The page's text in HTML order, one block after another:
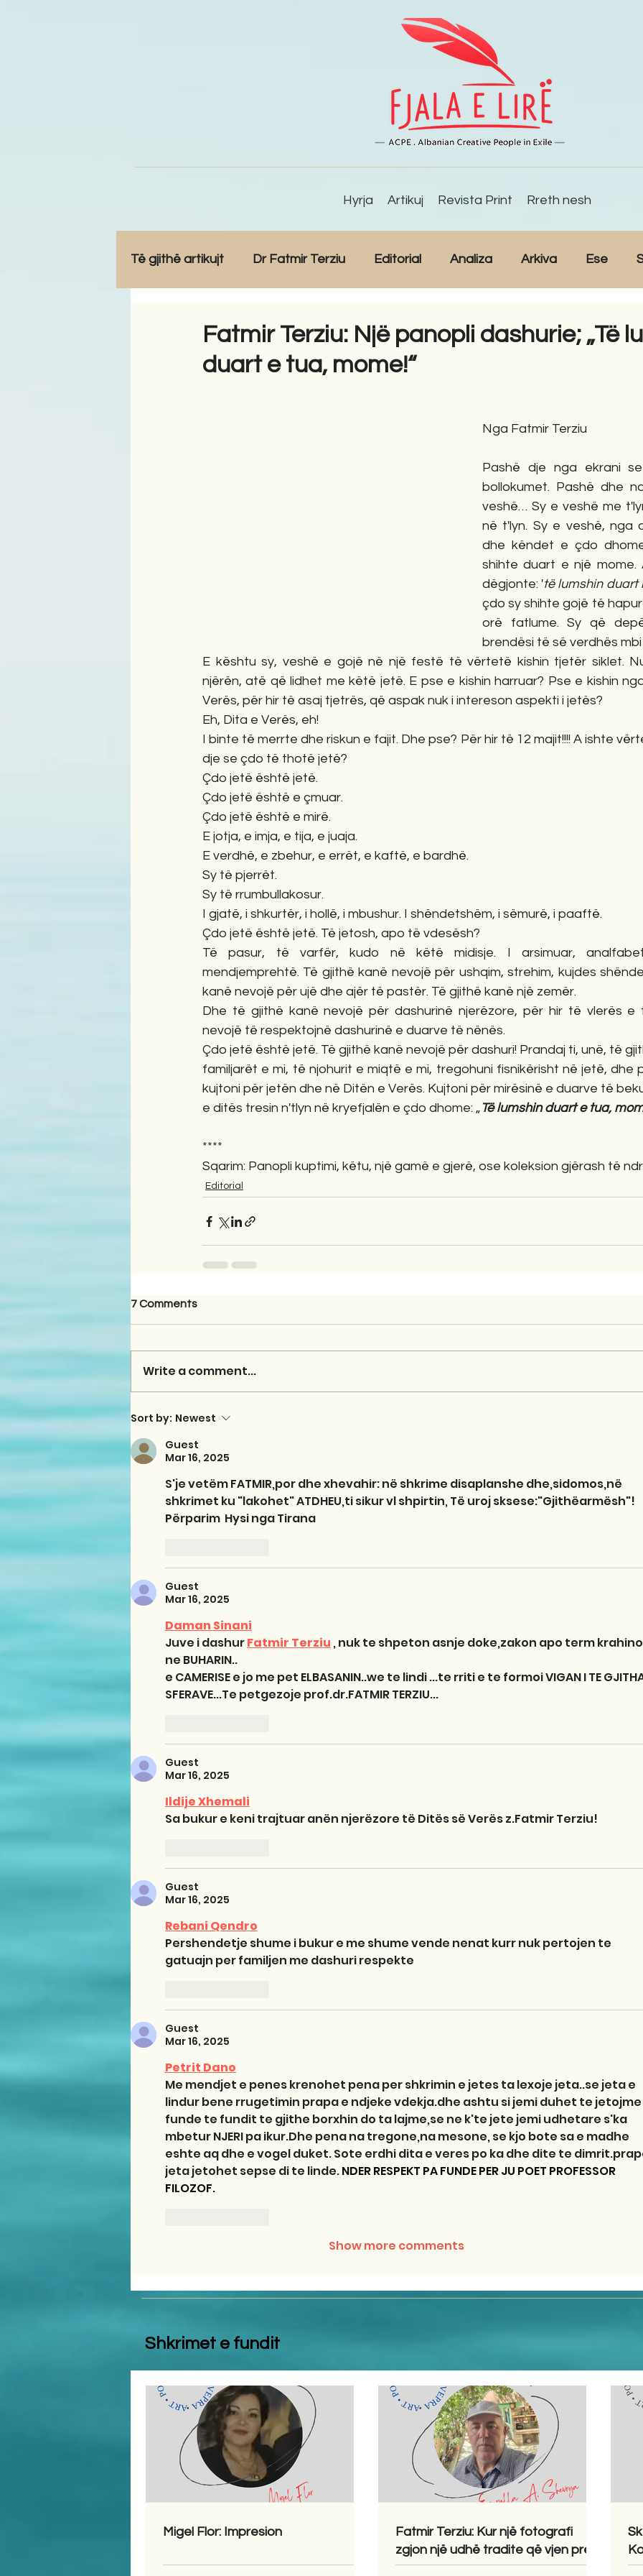
Hyrja Artikuj Revista Print Rreth nesh
Të gjithë artikujt Dr Fatmir Terziu Editorial Analiza Arkiva Ese
Antologji Poezi Tregime Novela
Fatmir Terziu: Një panopli dashurie; „Të
duart e tua, mome!“
Nga Fatmir Terziu
Pashë dje nga ekrani
bollokumet. Pashë dhe
veshë… Sy e veshë me
në t'lyn. Sy e veshë, nga
dhe këndet e çdo
shihte duart e një mome.
dëgjonte: 'të lumshin duart
çdo sy shihte gojë të
orë fatlume. Sy që
brendësi të së verdhës
E kështu sy, veshë e gojë në një festë të vërtetë kishin tjetër siklet.
njërën, atë që lidhet me këtë jetë. E pse e kishin harruar? Pse e kishin
Verës, për hir të asaj tjetrës, që aspak nuk i intereson aspekti i jetës?
Eh, Dita e Verës, eh!
I binte të merrte dhe riskun e fajit. Dhe pse? Për hir të 12 majit!!!! A ishte
dje se çdo të thotë jetë?
Çdo jetë është jetë.
Çdo jetë është e çmuar.
Çdo jetë është e mirë.
E jotja, e imja, e tija, e juaja.
E verdhë, e zbehur, e errët, e kaftë, e bardhë.
Sy të pjerrët.
Sy të rrumbullakosur.
I gjatë, i shkurtër, i hollë, i mbushur. I shëndetshëm, i sëmurë, i paaftë.
Çdo jetë është jetë. Të jetosh, apo të vdesësh?
Të pasur, të varfër, kudo në këtë midisje. I arsimuar,
mendjemprehtë. Të gjithë kanë nevojë për ushqim, strehim, kujdes
kanë nevojë për ujë dhe ajër të pastër. Të gjithë kanë një zemër.
Dhe të gjithë kanë nevojë për dashurinë njerëzore, për hir të vlerës e
nevojë të respektojnë dashurinë e duarve të nënës.
Çdo jetë është jetë. Të gjithë kanë nevojë për dashuri! Prandaj ti, unë, të
familjarët e mi, të njohurit e miqtë e mi, tregohuni fisnikërisht në jetë, dhe
kujtoni për jetën dhe në Ditën e Verës. Kujtoni për mirësinë e duarve të
e ditës tresin n'tlyn në kryefjalën e çdo dhome: „ Të lumshin duart e tua,
****
Sqarim: Panopli kuptimi, këtu, një gamë e gjerë, ose koleksion gjërash të
Editorial
7 Comments
Write a comment...
Sort by: Newest
Guest
Mar 16, 2025
S'je vetëm FATMIR,por dhe xhevahir: në shkrime disaplanshe dhe,sidomos,në
shkrimet ku "lakohet" ATDHEU,ti sikur vl shpirtin, Të uroj sksese:"Gjithëarmësh"!
Përparim  Hysi nga Tirana
Guest
Mar 16, 2025
Daman Sinani
Juve i dashur Fatmir Terziu , nuk te shpeton asnje doke,zakon apo term
ne BUHARIN..
e CAMERISE e jo me pet ELBASANIN..we te lindi ...te rriti e te formoi VIGAN I TE
SFERAVE...Te petgezoje prof.dr.FATMIR TERZIU...
Guest
Mar 16, 2025
Ildije Xhemali
Sa bukur e keni trajtuar anën njerëzore të Ditës së Verës z.Fatmir Terziu!
Guest
Mar 16, 2025
Rebani Qendro
Pershendetje shume i bukur e me shume vende nenat kurr nuk pertojen te
gatuajn per familjen me dashuri respekte
Guest
Mar 16, 2025
Petrit Dano
Me mendjet e penes krenohet pena per shkrimin e jetes ta lexoje jeta..se jeta e
lindur bene rrugetimin prapa e ndjeke vdekja.dhe ashtu si jemi duhet te
funde te fundit te gjithe borxhin do ta lajme,se ne k'te jete jemi udhetare s'ka
mbetur NJERI pa ikur.Dhe pena na tregone,na mesone, se kjo bote sa e madhe
eshte aq dhe e vogel duket. Sote erdhi dita e veres po ka dhe dite te
jeta jetohet sepse di te linde. NDER RESPEKT PA FUNDE PER JU POET PROFESSOR
FILOZOF.
Show more comments
Shkrimet e fundit
Migel Flor: Impresion
Fatmir Terziu: Kur një fotografi
zgjon një udhë tradite që vjen prej
shekujsh në vendlindje